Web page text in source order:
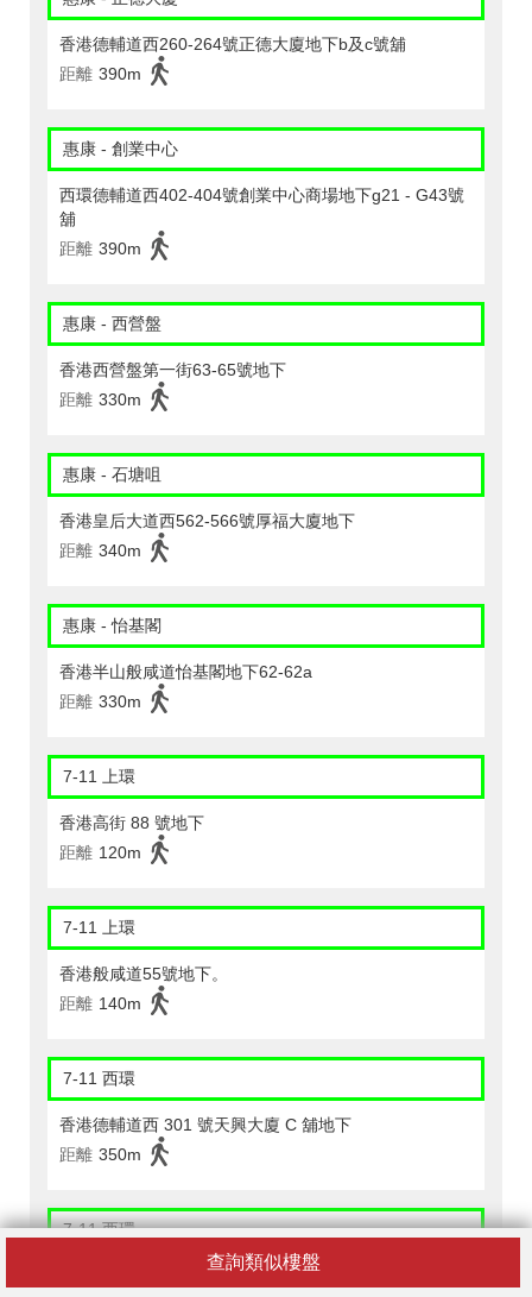
查詢類似樓盤
香港德輔道西260-264號正德大廈地下b及c號舖
距離 390m
惠康 - 創業中心
西環德輔道西402-404號創業中心商場地下g21 - G43號
舖
距離 390m
惠康 - 西營盤
香港西營盤第一街63-65號地下
距離 330m
惠康 - 石塘咀
香港皇后大道西562-566號厚福大廈地下
距離 340m
惠康 - 怡基閣
香港半山般咸道怡基閣地下62-62a
距離 330m
7-11 上環
香港高街 88 號地下
距離 120m
7-11 上環
香港般咸道55號地下。
距離 140m
7-11 西環
香港德輔道西 301 號天興大廈 C 舖地下
距離 350m
7-11 西環
香港西營盤正街 18 號啟正中心地下 A 舖